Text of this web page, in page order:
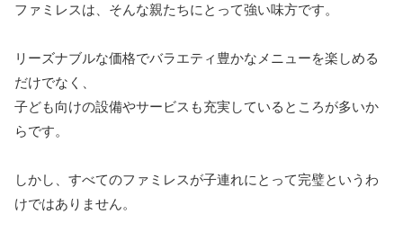
ファミレスは、そんな親たちにとって強い味方です。
リーズナブルな価格でバラエティ豊かなメニューを楽しめる
だけでなく、
子ども向けの設備やサービスも充実しているところが多いか
らです。
しかし、すべてのファミレスが子連れにとって完璧というわ
けではありません。